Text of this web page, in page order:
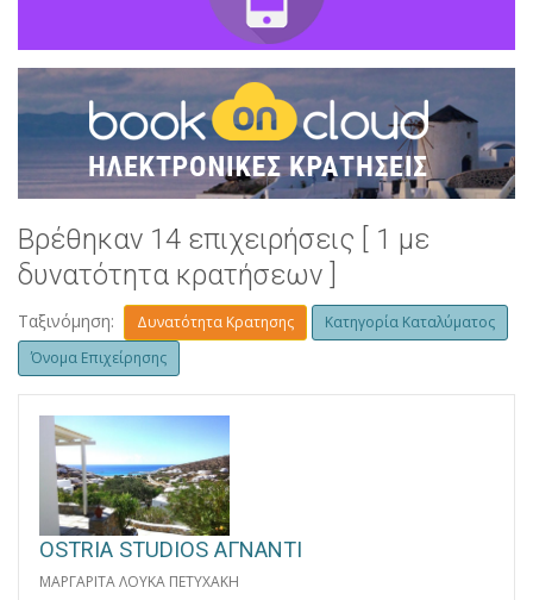
Βρέθηκαν 14 επιχειρήσεις [ 1 με
δυνατότητα κρατήσεων ]
Ταξινόμηση: Δυνατότητα Κρατησης
Κατηγορία Καταλύματος
Όνομα Επιχείρησης
OSTRIA STUDIOS ΑΓΝΑΝΤΙ
ΜΑΡΓΑΡΙΤΑ ΛΟΥΚΑ ΠΕΤΥΧΑΚΗ